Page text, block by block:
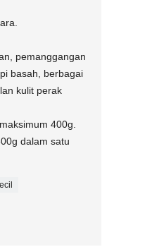
pemanggangan
basah, berbagai
kulit perak
400g.
dalam satu